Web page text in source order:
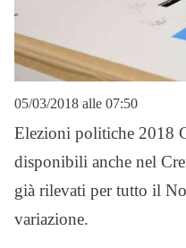
05/03/2018 alle 07:50
Elezioni politiche 2018
disponibili anche nel
già rilevati per tutto il
variazione.